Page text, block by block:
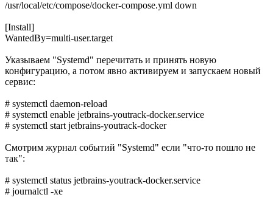
/usr/local/etc/compose/docker-compose.yml down
[Install]
WantedBy=multi-user.target
Указываем "Systemd" перечитать и принять новую
конфигурацию, а потом явно активируем и запускаем новый
сервис:
# systemctl daemon-reload
# systemctl enable jetbrains-youtrack-docker.service
# systemctl start jetbrains-youtrack-docker
Смотрим журнал событий "Systemd" если "что-то пошло не
так":
# systemctl status jetbrains-youtrack-docker.service
# journalctl -xe